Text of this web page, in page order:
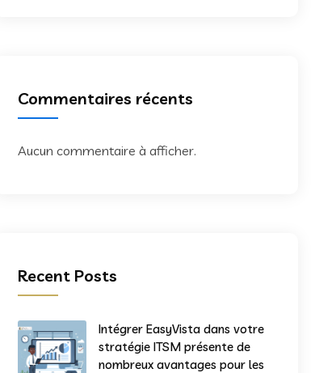
Commentaires récents
Aucun commentaire à afficher.
Recent Posts
Intégrer EasyVista dans votre
stratégie ITSM présente de
nombreux avantages pour les